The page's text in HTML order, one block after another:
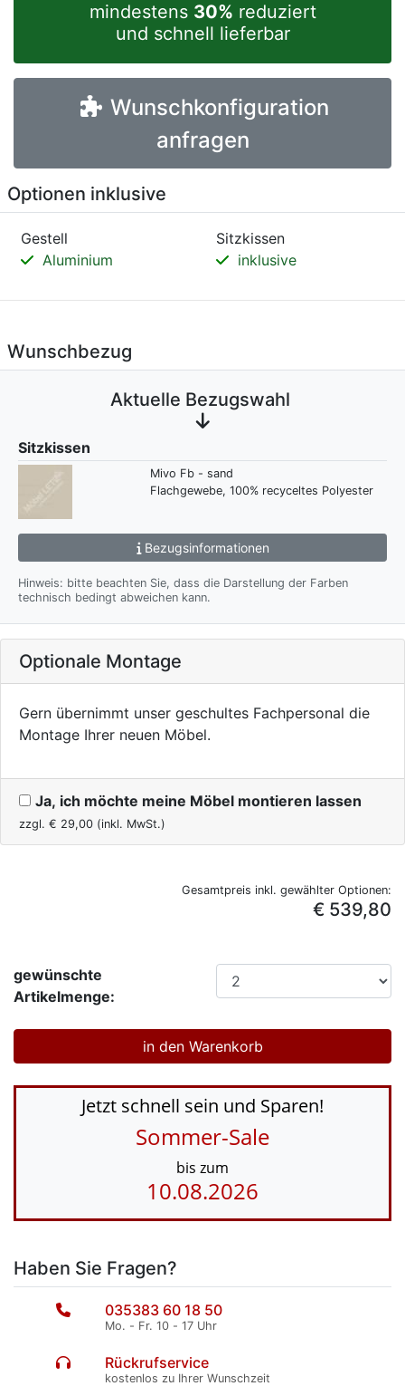
mindestens 30% reduziert
und schnell lieferbar
Wunschkonfiguration
anfragen
Optionen inklusive
Gestell
Aluminium
Sitzkissen
inklusive
Wunschbezug
Aktuelle Bezugswahl
Sitzkissen
Mivo Fb - sand
Flachgewebe, 100% recyceltes Polyester
Bezugsinformationen
Hinweis: bitte beachten Sie, dass die Darstellung der Farben
technisch bedingt abweichen kann.
Optionale Montage
Gern übernimmt unser geschultes Fachpersonal die
Montage Ihrer neuen Möbel.
Ja, ich möchte meine Möbel montieren lassen
zzgl. € 29,00 (inkl. MwSt.)
Gesamtpreis inkl. gewählter Optionen:
€ 539,80
gewünschte
Artikelmenge:
Jetzt schnell sein und Sparen!
Sommer-Sale
bis zum
10.08.2026
Haben Sie Fragen?
035383 60 18 50
Mo. - Fr. 10 - 17 Uhr
Rückrufservice
kostenlos zu Ihrer Wunschzeit